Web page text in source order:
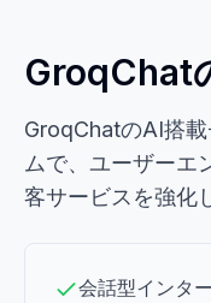
GroqChat
GroqChatのAI搭
ムで、ユーザーエ
客サービスを強化
会話型インタ